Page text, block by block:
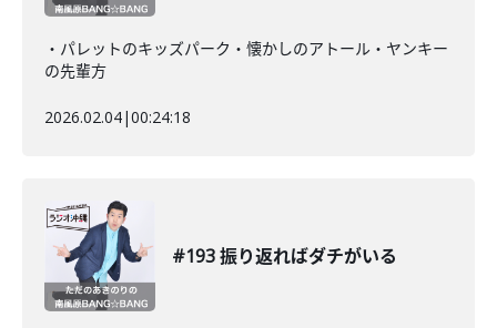
・パレットのキッズパーク・懐かしのアトール・ヤンキー
の先輩方
2026.02.04|00:24:18
#193 振り返ればダチがいる